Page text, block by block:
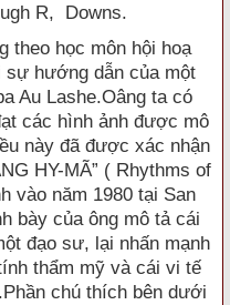
R, Downs.
theo học môn hội hoạ
sự hướng dẫn của một
Au Lashe.Oâng ta có
các hình ảnh được mô
này đã được xác nhận
HY-MÃ” ( Rhythms of
vào năm 1980 tại San
bày của ông mô tả cái
đạo sư, lại nhấn mạnh
thẩm mỹ và cái vi tế
chú thích bên dưới